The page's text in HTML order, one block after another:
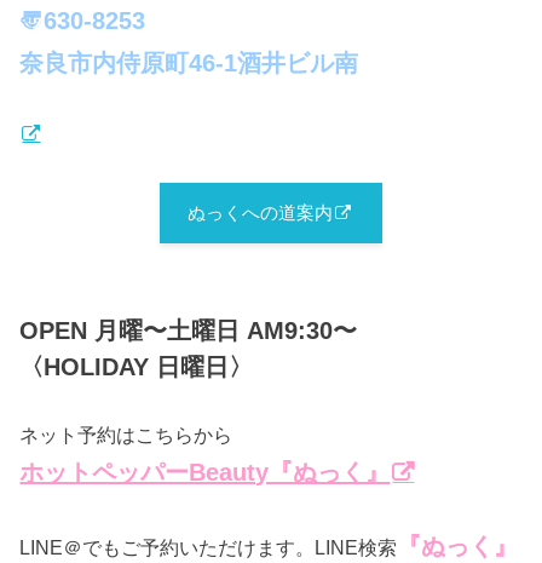
〠630-8253
奈良市内侍原町46-1酒井ビル南
ぬっくへの道案内
OPEN 月曜〜土曜日 AM9:30〜
〈HOLIDAY 日曜日〉
ネット予約はこちらから
ホットペッパーBeauty『ぬっく』
LINE＠でもご予約いただけます。LINE検索 『ぬっく』